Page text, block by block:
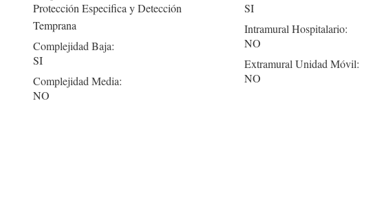
Protección Especifica y Detección
Temprana
Complejidad Baja:
SI
Complejidad Media:
NO
SI
Intramural Hospitalario:
NO
Extramural Unidad Móvil:
NO